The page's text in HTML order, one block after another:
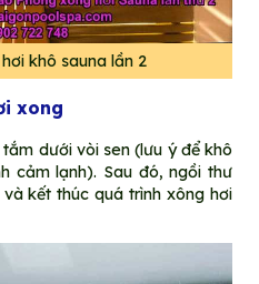
khô sauna lần 2
xong
dưới vòi sen (lưu ý để khô
cảm lạnh). Sau đó, ngồi thư
kết thúc quá trình xông hơi